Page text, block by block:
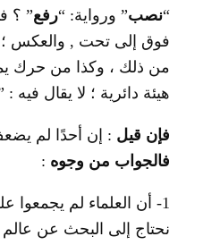
“نصب” ورواية: “رفع” ؟
فوق إلى تحت , والعكس ؛
من ذلك ، وكذا من حرك
هيئة دائرية ؛ لا يقال فيه :
فإن قيل : إن أحدًا لم
فالجواب من وجوه :
1- أن العلماء لم يجمعوا
نحتاج إلى البحث عن